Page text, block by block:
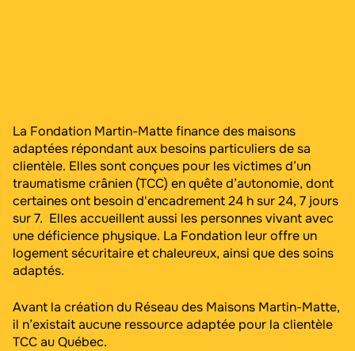
La Fondation Martin-Matte finance des maisons
adaptées répondant aux besoins particuliers de sa
clientèle. Elles sont conçues pour les victimes d’un
traumatisme crânien (TCC) en quête d’autonomie, dont
certaines ont besoin d'encadrement 24 h sur 24, 7 jours
sur 7. Elles accueillent aussi les personnes vivant avec
une déficience physique. La Fondation leur offre un
logement sécuritaire et chaleureux, ainsi que des soins
adaptés.
Avant la création du Réseau des Maisons Martin-Matte,
il n’existait aucune ressource adaptée pour la clientèle
TCC au Québec.